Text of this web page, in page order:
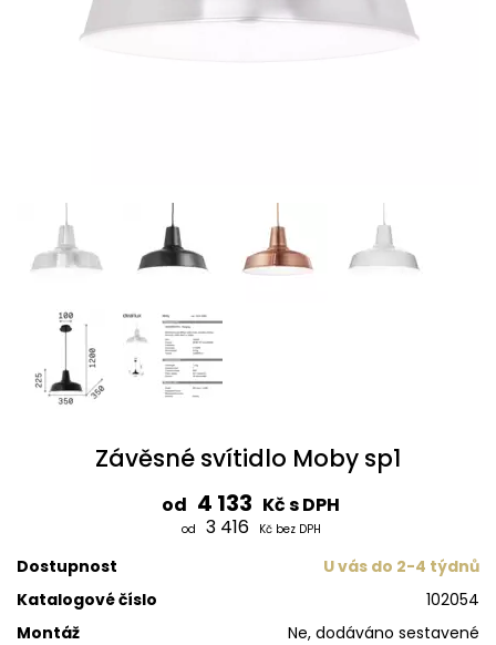
Závěsné svítidlo Moby sp1
od 4 133 Kč s DPH
od 3 416 Kč bez DPH
Dostupnost
U vás do 2-4 týdnů
Katalogové číslo
102054
Montáž
Ne, dodáváno sestavené